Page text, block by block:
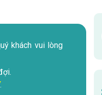
khách vui lòng
.